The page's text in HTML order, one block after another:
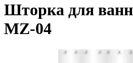
Шторка для
MZ-04